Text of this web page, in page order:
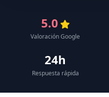
5.0
Valoración Google
24h
Respuesta rápida